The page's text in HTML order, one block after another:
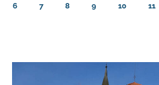
6 7 8 9 10 11